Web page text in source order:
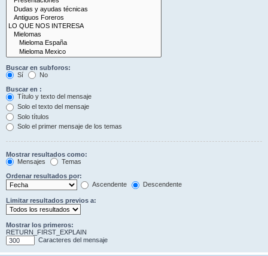
Buscar en subforos:
Sí
No
Buscar en :
Título y texto del mensaje
Solo el texto del mensaje
Solo títulos
Solo el primer mensaje de los temas
Mostrar resultados como:
Mensajes
Temas
Ordenar resultados por:
Ascendente
Descendente
Limitar resultados previos a:
Mostrar los primeros:
RETURN_FIRST_EXPLAIN
Caracteres del mensaje